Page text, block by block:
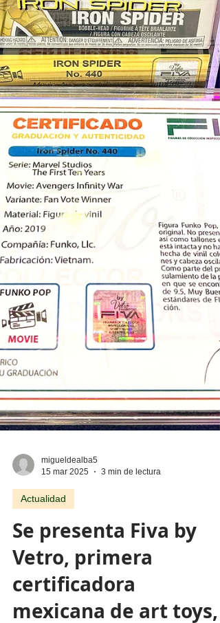
15 mar 2025
Se presenta Fiva by
Vetro, primera
certificadora